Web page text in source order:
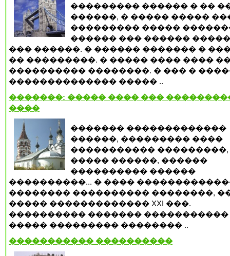
��������� ������ � ��
������, � ����� �����
��������� �����
������ ��� ������
��� ������. � ������ ������� �
�� ���������. � ����� ���� ����
���������� ��������. � ��� �
�������������� ����� ..
�������: ����� ���� ���
����
������� �������������
������, ��������� ����
����������� ���������,
����� ������, ������
���������� ������
����������... � ����
�������� ���������� ��������,
����� ������������� XXI ���.
���������� ������� �����������
����� ��������� �������� ..
����������� ����������